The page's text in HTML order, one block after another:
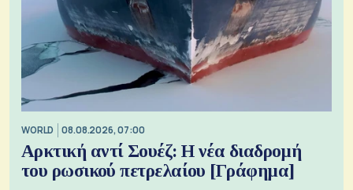
WORLD 08.08.2026, 07:00
Αρκτική αντί Σουέζ: Η νέα διαδρομή
του ρωσικού πετρελαίου [Γράφημα]